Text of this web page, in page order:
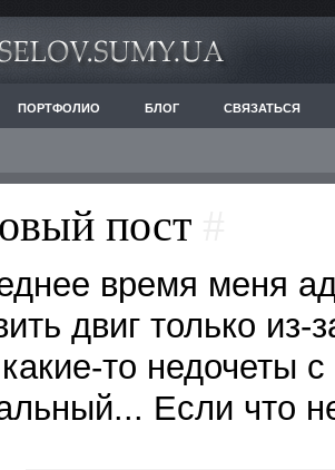
ПОРТФОЛИО БЛОГ СВЯЗАТЬСЯ
пост
время меня
двиг только
то недочеты
Если что